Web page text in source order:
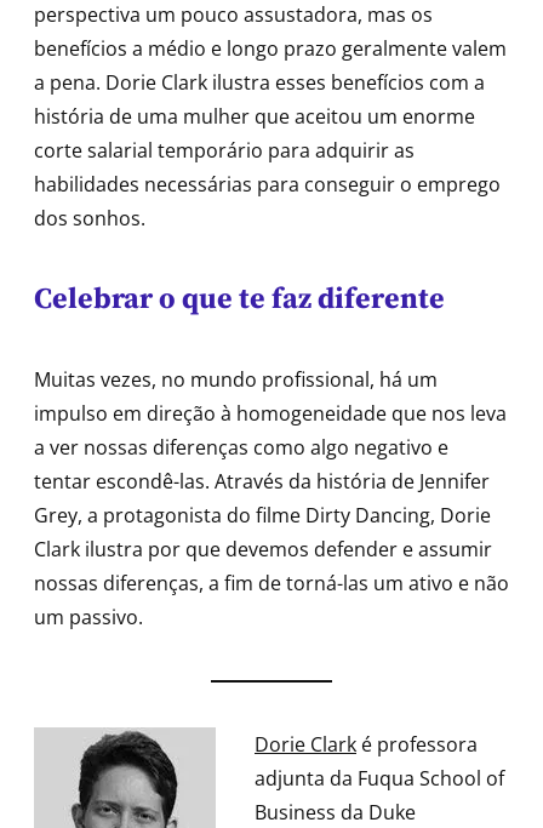
perspectiva um pouco assustadora, mas os
benefícios a médio e longo prazo geralmente valem
a pena. Dorie Clark ilustra esses benefícios com a
história de uma mulher que aceitou um enorme
corte salarial temporário para adquirir as
habilidades necessárias para conseguir o emprego
dos sonhos.
Celebrar o que te faz diferente
Muitas vezes, no mundo profissional, há um
impulso em direção à homogeneidade que nos leva
a ver nossas diferenças como algo negativo e
tentar escondê-las. Através da história de Jennifer
Grey, a protagonista do filme Dirty Dancing, Dorie
Clark ilustra por que devemos defender e assumir
nossas diferenças, a fim de torná-las um ativo e não
um passivo.
Dorie Clark é professora
adjunta da Fuqua School of
Business da Duke